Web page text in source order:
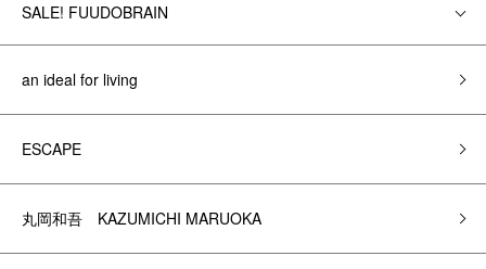
SALE! FUUDOBRAIN
an ideal for living
ESCAPE
丸岡和吾 KAZUMICHI MARUOKA